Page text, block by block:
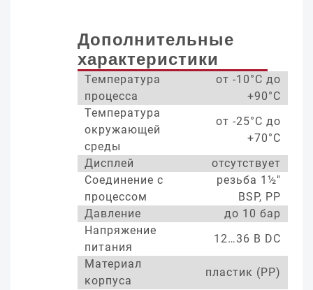
Дополнительные
характеристики
Температура
процесса
от -10°С до
+90°С
Температура
окружающей
среды
от -25°С до
+70°С
Дисплей
отсутствует
Соединение с
процессом
резьба 1½"
BSP, PP
Давление
до 10 бар
Напряжение
питания
12…36 В DC
Материал
корпуса
пластик (PP)